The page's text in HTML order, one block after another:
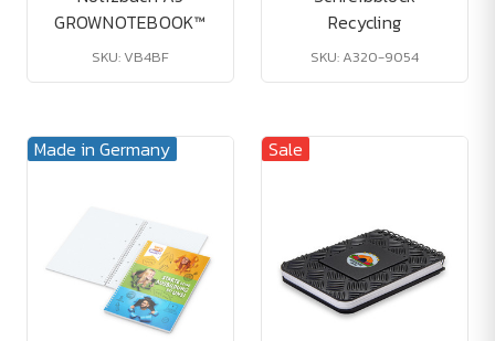
GROWNOTEBOOK™
SKU: VB4BF
Recycling
SKU: A320-9054
Made in Germany Sale